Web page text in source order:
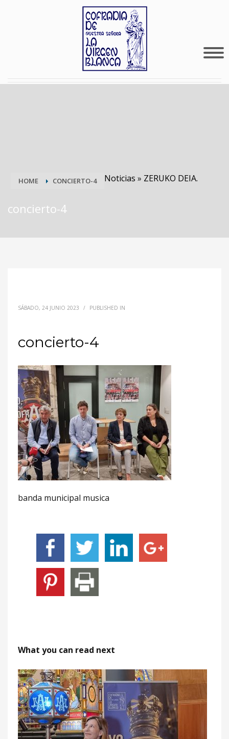
HOME Noticias » ZERUKO DEIA.
CONCIERTO-4
concierto-4
SÁBADO, 24 JUNIO 2023 / PUBLISHED IN
concierto-4
banda municipal musica
What you can read next